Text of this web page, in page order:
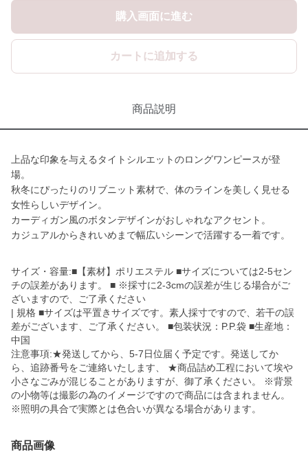
購入画面に進む
カートに追加する
商品説明
上品な印象を与えるタイトシルエットのロングワンピースが登
場。
秋冬にぴったりのリブニット素材で、体のラインを美しく見せる
女性らしいデザイン。
カーディガン風のボタンデザインがおしゃれなアクセント。
カジュアルからきれいめまで幅広いシーンで活躍する一着です。
サイズ・容量:■【素材】ポリエステル ■サイズについては2-5セン
チの誤差があります。 ■ ※採寸に2-3cmの誤差が生じる場合がご
ざいますので、ご了承ください
| 規格 ■サイズは平置きサイズです。素人採寸ですので、若干の誤
差がございます、ご了承ください。 ■包装状況：P.P.袋 ■生産地：
中国
注意事項:★発送してから、5-7日位届く予定です。発送してか
ら、追跡番号をご連絡いたします、 ★商品詰め工程において埃や
小さなごみが混じることがありますが、御了承ください。 ※背景
の小物等は撮影の為のイメージですので商品には含まれません。
※照明の具合で実際とは色合いが異なる場合があります。
商品画像